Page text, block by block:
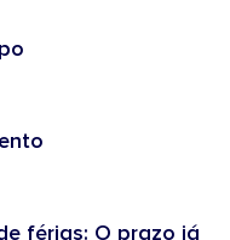
férias: O prazo já